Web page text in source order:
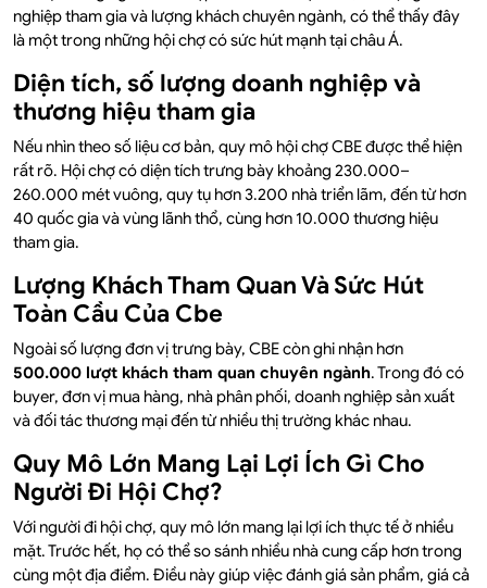
nghiệp tham gia và lượng khách chuyên ngành, có thể thấy đây
là một trong những hội chợ có sức hút mạnh tại châu Á.
Diện tích, số lượng doanh nghiệp và
thương hiệu tham gia
Nếu nhìn theo số liệu cơ bản, quy mô hội chợ CBE được thể hiện
rất rõ. Hội chợ có diện tích trưng bày khoảng 230.000–
260.000 mét vuông, quy tụ hơn 3.200 nhà triển lãm, đến từ hơn
40 quốc gia và vùng lãnh thổ, cùng hơn 10.000 thương hiệu
tham gia.
Lượng Khách Tham Quan Và Sức Hút
Toàn Cầu Của Cbe
Ngoài số lượng đơn vị trưng bày, CBE còn ghi nhận hơn
500.000 lượt khách tham quan chuyên ngành. Trong đó có
buyer, đơn vị mua hàng, nhà phân phối, doanh nghiệp sản xuất
và đối tác thương mại đến từ nhiều thị trường khác nhau.
Quy Mô Lớn Mang Lại Lợi Ích Gì Cho
Người Đi Hội Chợ?
Với người đi hội chợ, quy mô lớn mang lại lợi ích thực tế ở nhiều
mặt. Trước hết, họ có thể so sánh nhiều nhà cung cấp hơn trong
cùng một địa điểm. Điều này giúp việc đánh giá sản phẩm, giá cả